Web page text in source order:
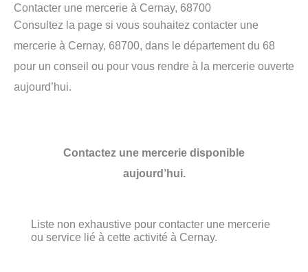
Contacter une mercerie à Cernay, 68700
Consultez la page si vous souhaitez contacter une
mercerie à Cernay, 68700, dans le département du 68
pour un conseil ou pour vous rendre à la mercerie ouverte
aujourd’hui.
Contactez une mercerie disponible
aujourd’hui.
Liste non exhaustive pour contacter une mercerie
ou service lié à cette activité à Cernay.